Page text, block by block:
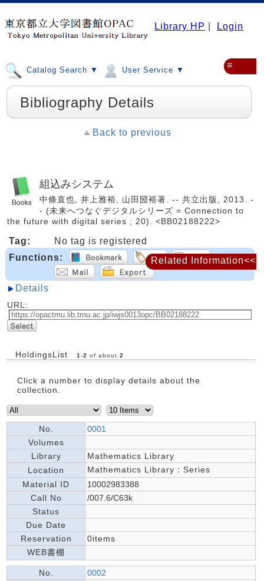
Library HP Login
Catalog Search ▼ User Service ▼ ≡
Bibliography Details
Back to previous
組込みシステム
中條直也, 井上雅裕, 山田圀裕著. -- 共立出版, 2013. -
- (未来へつなぐデジタルシリーズ = Connection to
the future with digital series ; 20). <BB02188222>
Tag:
No tag is registered
Functions:
Details
URL:
HoldingsList 1 -2 of about 2
Click a number to display details about the
collection.
No.
0001
Volumes
Library
Mathematics Library
Location
Mathematics Library：Series
Material ID
10002983388
Call No
/007.6/C63k
Status
Due Date
Reservation
0items
WEB書棚
No.
0002
Related Information<<